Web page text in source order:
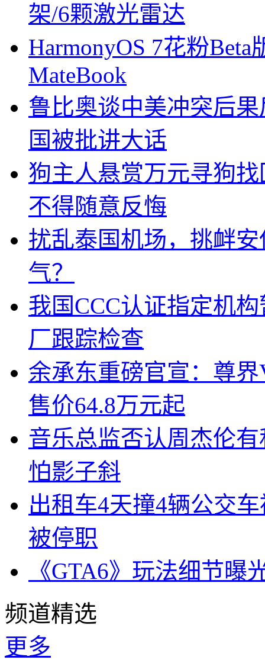
架/6颗激光雷达
HarmonyOS 7花粉
MateBook
鲁比奥谈中美冲突后
国被批讲大话
狗主人悬赏万元寻狗
不得随意反悔
扰乱泰国机场，挑衅
气？
我国CCC认证指定机
厂跟踪检查
余承东重磅官宣：尊
售价64.8万元起
音乐总监否认周杰伦
怕影子斜
出租车4天撞4辆公交
被停职
《GTA6》玩法细节
频道精选
更多